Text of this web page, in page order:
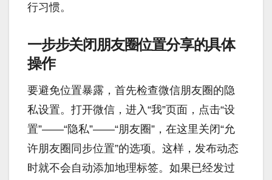
行习惯。
一步步关闭朋友圈位置分享的具体
操作
要避免位置暴露，首先检查微信朋友圈的隐
私设置。打开微信，进入“我”页面，点击“设
置”——“隐私”——“朋友圈”，在这里关闭“允
许朋友圈同步位置”的选项。这样，发布动态
时就不会自动添加地理标签。如果已经发过